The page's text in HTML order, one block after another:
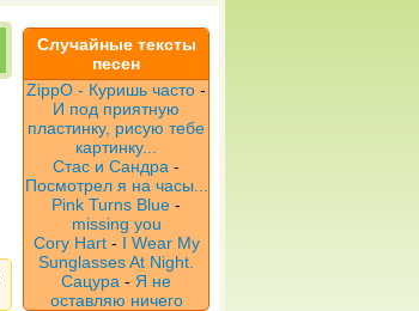
Случайные тексты
песен
ZippO - Куришь часто -
И под приятную
пластинку, рисую тебе
картинку...
Стас и Сандра -
Посмотрел я на часы...
Pink Turns Blue -
missing you
Cory Hart- I Wear My
Sunglasses At Night.
Сацура - Я не
оставляю ничего